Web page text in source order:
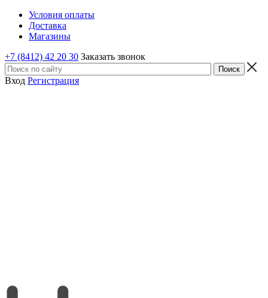
Условия оплаты
Доставка
Магазины
+7 (8412) 42 20 30 Заказать звонок
Вход Регистрация